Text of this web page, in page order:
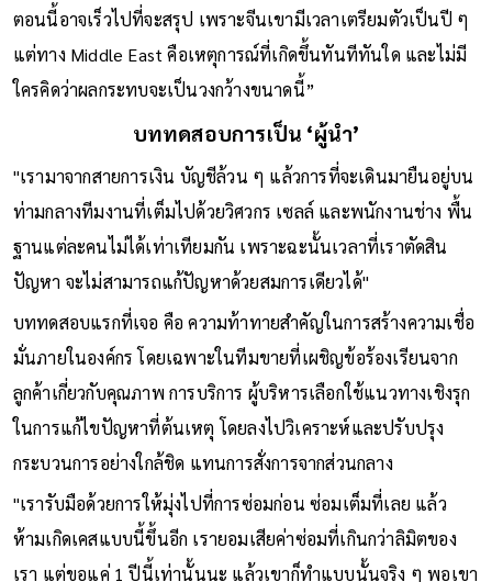
ปลอดภัยขึ้น และยังสามารถ Generate รายได้ต่อไปได้ เพียงแต่
ตอนนี้อาจเร็วไปที่จะสรุป เพราะจีนเขามีเวลาเตรียมตัวเป็นปี ๆ
แต่ทาง Middle East คือเหตุการณ์ที่เกิดขึ้นทันทีทันใด และไม่มี
ใครคิดว่าผลกระทบจะเป็นวงกว้างขนาดนี้”
บททดสอบการเป็น ‘ผู้นำ’
"เรามาจากสายการเงิน บัญชีล้วน ๆ แล้วการที่จะเดินมายืนอยู่บน
ท่ามกลางทีมงานที่เต็มไปด้วยวิศวกร เซลล์ และพนักงานช่าง พื้น
ฐานแต่ละคนไม่ได้เท่าเทียมกัน เพราะฉะนั้นเวลาที่เราตัดสิน
ปัญหา จะไม่สามารถแก้ปัญหาด้วยสมการเดียวได้"
บททดสอบแรกที่เจอ คือ ความท้าทายสำคัญในการสร้างความเชื่อ
มั่นภายในองค์กร โดยเฉพาะในทีมขายที่เผชิญข้อร้องเรียนจาก
ลูกค้าเกี่ยวกับคุณภาพ การบริการ ผู้บริหารเลือกใช้แนวทางเชิงรุก
ในการแก้ไขปัญหาที่ต้นเหตุ โดยลงไปวิเคราะห์และปรับปรุง
กระบวนการอย่างใกล้ชิด แทนการสั่งการจากส่วนกลาง
"เรารับมือด้วยการให้มุ่งไปที่การซ่อมก่อน ซ่อมเต็มที่เลย แล้ว
ห้ามเกิดเคสแบบนี้ขึ้นอีก เรายอมเสียค่าซ่อมที่เกินกว่าลิมิตของ